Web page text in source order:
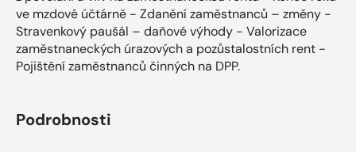
ve mzdové účtárně - Zdanění zaměstnanců – změny -
Stravenkový paušál – daňové výhody - Valorizace
zaměstnaneckých úrazových a pozůstalostních rent -
Pojištění zaměstnanců činných na DPP.
Podrobnosti